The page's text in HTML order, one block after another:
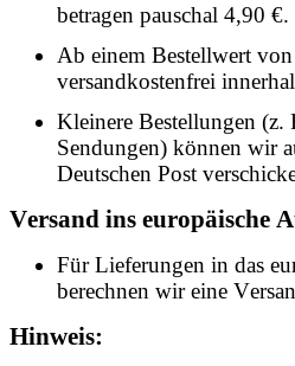
betragen pauschal 4,90 €.
Ab einem Bestellwert
versandkostenfrei
Kleinere Bestellungen
Sendungen) können wir
Deutschen Post
Versand ins europäische
Für Lieferungen in das
berechnen wir eine
Hinweis: